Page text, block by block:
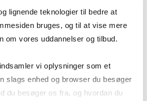
lignende teknologier til bedre at
bruges, og til at vise mere
om vores uddannelser og tilbud.
vi oplysninger som et
slags enhed og browser du besøger
du besøger os fra, og hvordan du
prioritet er dit retskrav, er du
– så længe du søger
fristen.